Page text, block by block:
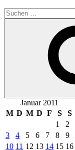
Suchen
nach:
Januar 2011
M D M D F S
S
1
2
3
4 5 6 7 8
9
10 11 12 13 14 15 16